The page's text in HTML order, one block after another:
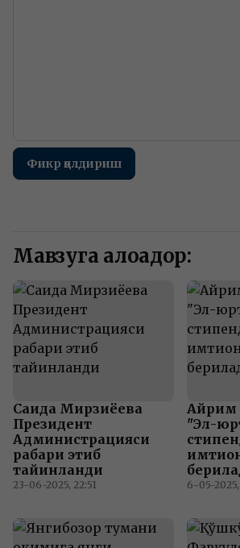
Фикр қолдириш
Мавзуга алоқадор:
Саида Мирзиёева
Президент
Администрацияси
раҳбари этиб
тайинланди
23-06-2025, 22:51
Айрим
"Эл-
6-05-